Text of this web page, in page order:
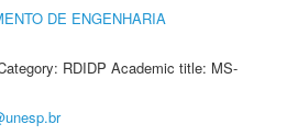
DE ENGENHARIA
RDIDP Academic title: MS-